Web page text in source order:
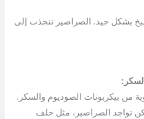
بشكل جيد. الصراصير تنجذب إلى
من بيكربونات الصوديوم والسكر.
تواجد الصراصير، مثل خلف